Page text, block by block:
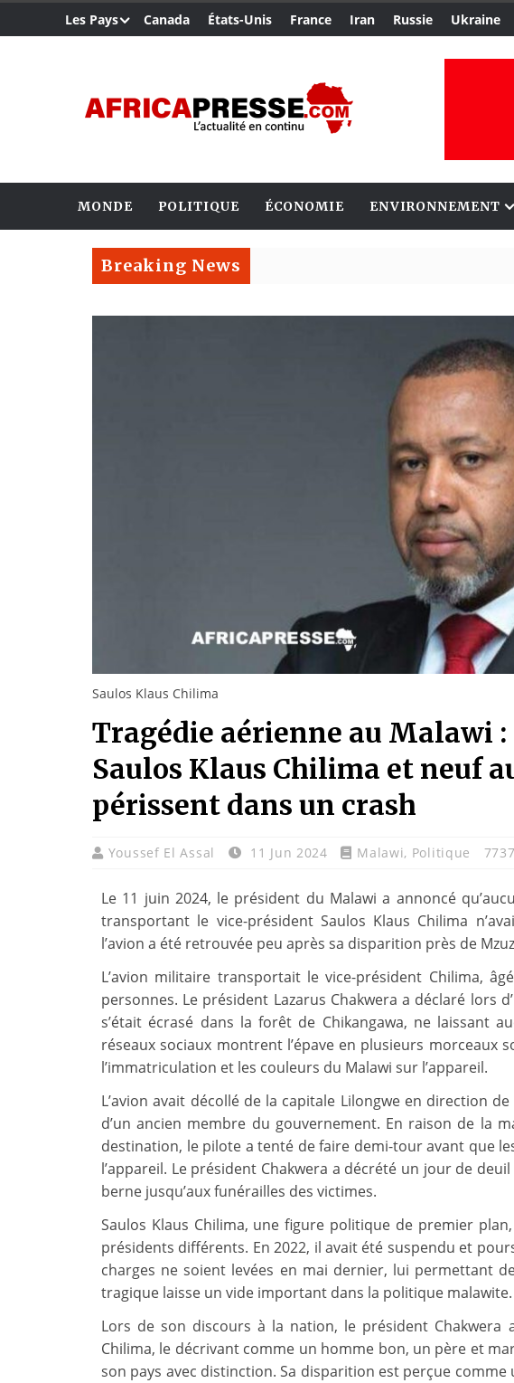
Les Pays Canada États-Unis France Iran Russie Ukraine
MONDE POLITIQUE ÉCONOMIE ENVIRONNEMENT
Breaking News
Saulos Klaus Chilima
Tragédie aérienne au Malawi
Saulos Klaus Chilima et neuf
périssent dans un crash
Youssef El Assal 11 Jun 2024 Malawi, Politique
Le 11 juin 2024, le président du Malawi a annoncé
transportant le vice-président Saulos Klaus Chilima
l’avion a été retrouvée peu après sa disparition près de
L’avion militaire transportait le vice-président Chilima,
personnes. Le président Lazarus Chakwera a déclaré lors
s’était écrasé dans la forêt de Chikangawa, ne laissant
réseaux sociaux montrent l’épave en plusieurs morceaux
l’immatriculation et les couleurs du Malawi sur l’appareil.
L’avion avait décollé de la capitale Lilongwe en direction
d’un ancien membre du gouvernement. En raison de la
destination, le pilote a tenté de faire demi-tour avant que
l’appareil. Le président Chakwera a décrété un jour de
berne jusqu’aux funérailles des victimes.
Saulos Klaus Chilima, une figure politique de premier
présidents différents. En 2022, il avait été suspendu et
charges ne soient levées en mai dernier, lui permettant
tragique laisse un vide important dans la politique malawite.
Lors de son discours à la nation, le président Chakwera
Chilima, le décrivant comme un homme bon, un père et
son pays avec distinction. Sa disparition est perçue